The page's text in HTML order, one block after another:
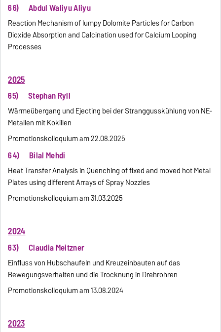
66)Abdul Waliyu Aliyu
Reaction Mechanism of lumpy Dolomite Particles for Carbon
Dioxide Absorption and Calcination used for Calcium Looping
Processes
2025
65)Stephan Ryll
Wärmeübergang und Ejecting bei der Stranggusskühlung von NE-
Metallen mit Kokillen
Promotionskolloquium am 22.08.2025
64) Bilal Mehdi
Heat Transfer Analysis in Quenching of fixed and moved hot Metal
Plates using different Arrays of Spray Nozzles
Promotionskolloquium am 31.03.2025
2024
63) Claudia Meitzner
Einfluss von Hubschaufeln und Kreuzeinbauten auf das
Bewegungsverhalten und die Trocknung in Drehrohren
Promotionskolloquium am 13.08.2024
2023